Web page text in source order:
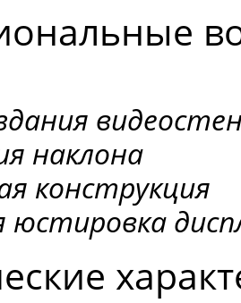
наклона
конструкция
юстировка